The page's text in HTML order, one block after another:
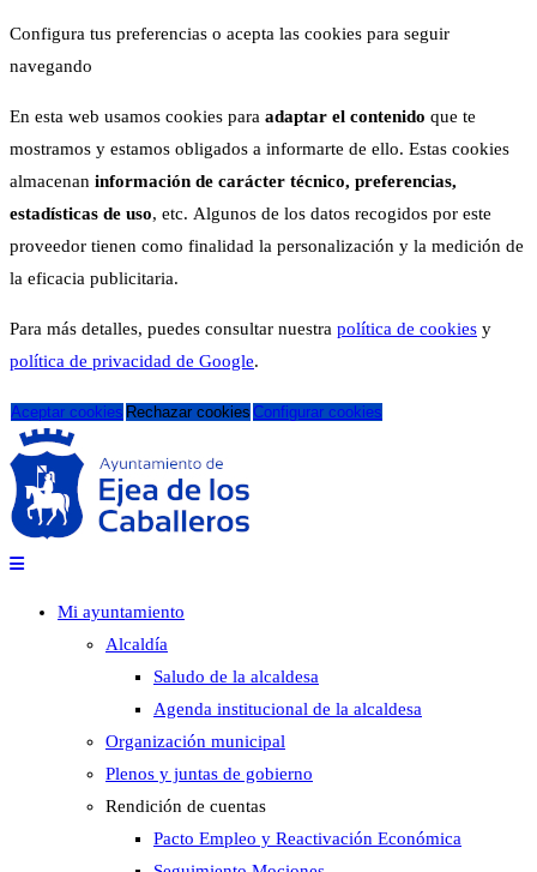
Configura tus preferencias o acepta las cookies para seguir
navegando
En esta web usamos cookies para adaptar el contenido que te
mostramos y estamos obligados a informarte de ello. Estas cookies
almacenan información de carácter técnico, preferencias,
estadísticas de uso, etc. Algunos de los datos recogidos por este
proveedor tienen como finalidad la personalización y la medición de
la eficacia publicitaria.
Para más detalles, puedes consultar nuestra política de cookies y
política de privacidad de Google.
Aceptar cookies Rechazar cookies Configurar cookies
Mi ayuntamiento
Alcaldía
Saludo de la alcaldesa
Agenda institucional de la alcaldesa
Organización municipal
Plenos y juntas de gobierno
Rendición de cuentas
Pacto Empleo y Reactivación Económica